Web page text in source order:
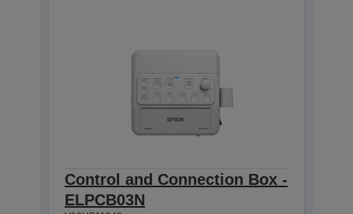
Control and Connection Box -
ELPCB03N